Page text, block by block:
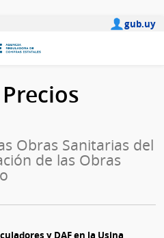
gub.uy
Obras Sanitarias del
de las Obras
y DAF en la Usina